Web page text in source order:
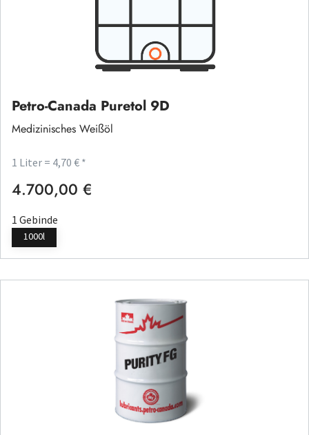
Petro-Canada Puretol 9D
Medizinisches Weißöl
1 Liter = 4,70 € *
Regulärer Preis:
4.700,00 €
1 Gebinde
1000l